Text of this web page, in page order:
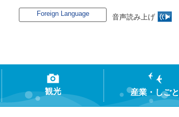
音声読み上げ
Foreign Language
観光 産業・しごと